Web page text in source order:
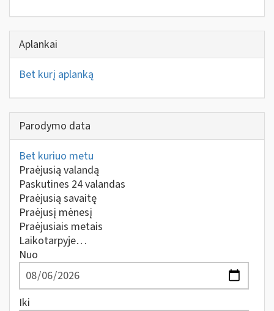
Aplankai
Bet kurį aplanką
Parodymo data
Bet kuriuo metu
Praėjusią valandą
Paskutines 24 valandas
Praėjusią savaitę
Praėjusį mėnesį
Praėjusiais metais
Laikotarpyje…
Nuo
Iki